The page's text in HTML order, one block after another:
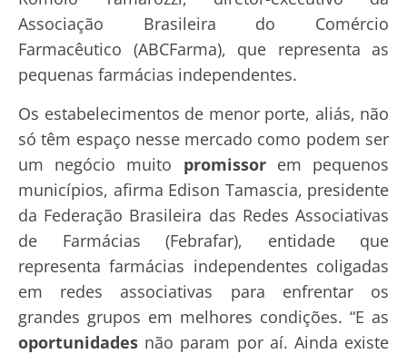
Associação Brasileira do Comércio
Farmacêutico (ABCFarma), que representa as
pequenas farmácias independentes.
Os estabelecimentos de menor porte, aliás, não
só têm espaço nesse mercado como podem ser
um negócio muito promissorem pequenos
municípios, afirma Edison Tamascia, presidente
da Federação Brasileira das Redes Associativas
de Farmácias (Febrafar), entidade que
representa farmácias independentes coligadas
em redes associativas para enfrentar os
grandes grupos em melhores condições. “E as
oportunidades não param por aí. Ainda existe